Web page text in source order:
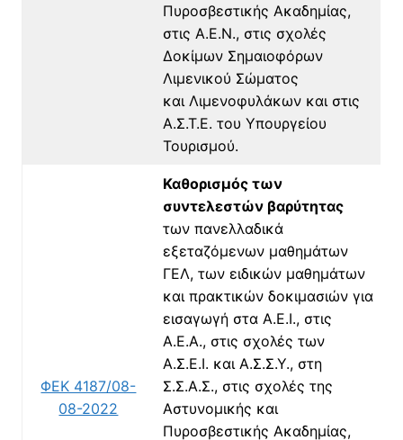
Πυροσβεστικής Ακαδημίας,
στις Α.Ε.Ν., στις σχολές
Δοκίμων Σημαιοφόρων
Λιμενικού Σώματος
και Λιμενοφυλάκων και στις
Α.Σ.Τ.Ε. του Υπουργείου
Τουρισμού.
ΦΕΚ 4187/08-
08-2022
Καθορισμός των
συντελεστών βαρύτητας
των πανελλαδικά
εξεταζόμενων μαθημάτων
ΓΕΛ, των ειδικών μαθημάτων
και πρακτικών δοκιμασιών για
εισαγωγή στα Α.Ε.Ι., στις
Α.Ε.Α., στις σχολές των
Α.Σ.Ε.Ι. και Α.Σ.Σ.Υ., στη
Σ.Σ.Α.Σ., στις σχολές της
Αστυνομικής και
Πυροσβεστικής Ακαδημίας,